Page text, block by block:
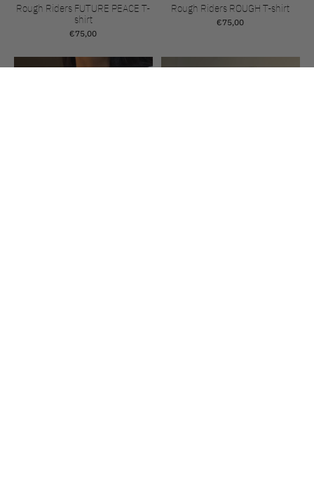
Rough Riders FUTURE PEACE T-
shirt
€75,00
Rough Riders ROUGH T-shirt
€75,00